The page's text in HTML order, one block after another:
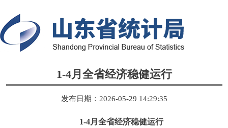
1-4月全省经济稳健运行
发布日期：2026-05-29 14:29:35
1-4月全省经济稳健运行